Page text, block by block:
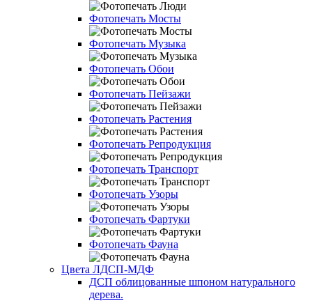
Фотопечать Мосты
Фотопечать Музыка
Фотопечать Обои
Фотопечать Пейзажи
Фотопечать Растения
Фотопечать Репродукция
Фотопечать Транспорт
Фотопечать Узоры
Фотопечать Фартуки
Фотопечать Фауна
Цвета ЛДСП-МДФ
ДСП облицованные шпоном натурального
дерева.